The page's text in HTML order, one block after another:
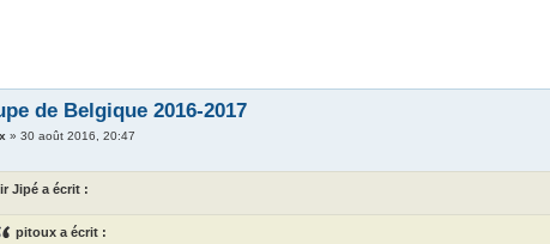
de Belgique 2016-2017
»30 août 2016, 20:47
Jipé a écrit :
pitoux a écrit :